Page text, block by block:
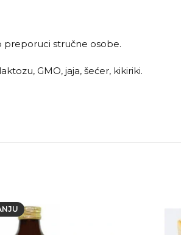
preporuci stručne osobe.
GMO, jaja, šećer, kikiriki.